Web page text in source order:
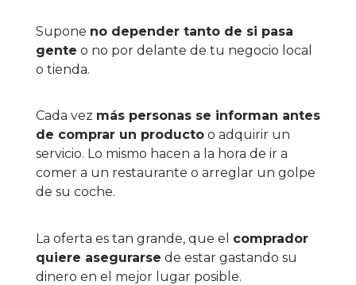
Supone no depender tanto de si pasa
gente o no por delante de tu negocio local
o tienda.
Cada vez más personas se informan antes
de comprar un producto o adquirir un
servicio. Lo mismo hacen a la hora de ir a
comer a un restaurante o arreglar un golpe
de su coche.
La oferta es tan grande, que el comprador
quiere asegurarse de estar gastando su
dinero en el mejor lugar posible.